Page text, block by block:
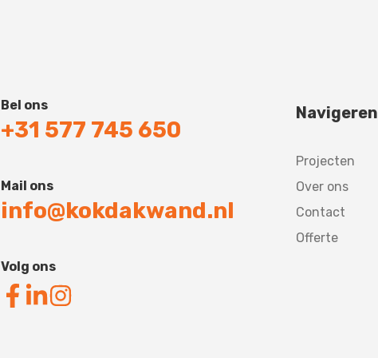
Bel ons
+31 577 745 650
Mail ons
info@kokdakwand.nl
Volg ons
Navigeren
Projecten
Over ons
Contact
Offerte